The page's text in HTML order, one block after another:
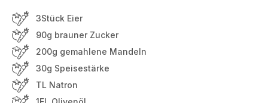
3Stück Eier
90g brauner Zucker
200g gemahlene Mandeln
30g Speisestärke
TL Natron